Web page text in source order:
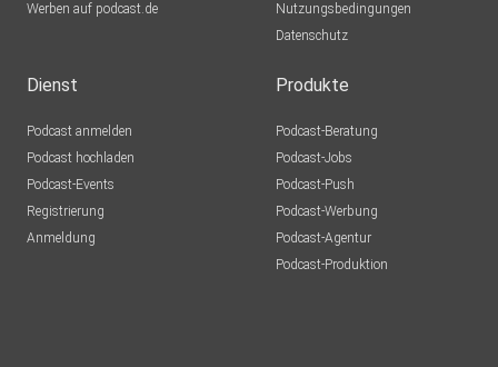
Werben auf podcast.de
Nutzungsbedingungen
Datenschutz
Dienst
Podcast anmelden
Podcast hochladen
Podcast-Events
Registrierung
Anmeldung
Produkte
Podcast-Beratung
Podcast-Jobs
Podcast-Push
Podcast-Werbung
Podcast-Agentur
Podcast-Produktion